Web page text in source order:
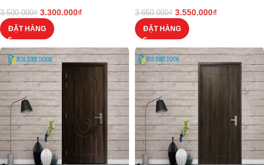
3.500.000₫ 3.300.000₫
ĐẶT HÀNG
3.650.000₫ 3.550.000₫
ĐẶT HÀNG